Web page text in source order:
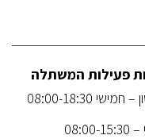
פעילות המשתלה
08:00-18:30